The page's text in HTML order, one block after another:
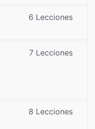
6 Lecciones
7 Lecciones
8 Lecciones